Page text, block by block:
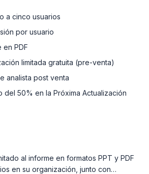
a cinco usuarios
por usuario
en PDF
limitada gratuita (pre-venta)
analista post venta
del 50% en la Próxima Actualización
al informe en formatos PPT y PDF
en su organización, junto con